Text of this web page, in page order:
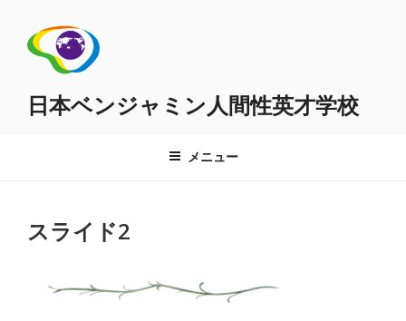
日本ベンジャミン人間性英才学校
メニュー
スライド2